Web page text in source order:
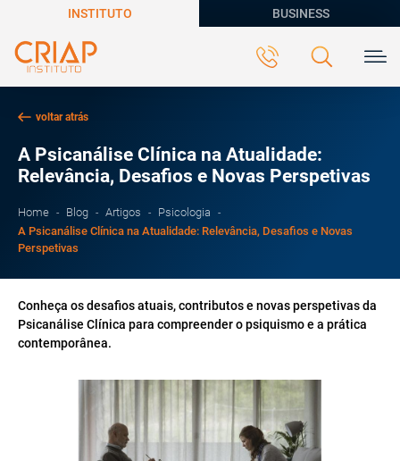
INSTITUTO BUSINESS
voltar atrás
A Psicanálise Clínica na Atualidade:
Relevância, Desafios e Novas Perspetivas
Home Blog Artigos
Psicologia
A Psicanálise Clínica na Atualidade: Relevância, Desafios e Novas
Perspetivas
Conheça os desafios atuais, contributos e novas perspetivas da
Psicanálise Clínica para compreender o psiquismo e a prática
contemporânea.